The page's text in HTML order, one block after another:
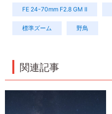
FE 24-70mm F2.8 GM II
標準ズーム 野鳥
関連記事